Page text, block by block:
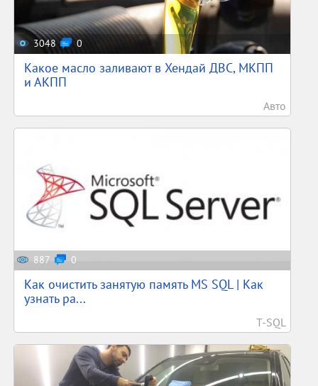
3048 0
Какое масло заливают в Хендай ДВС, МКПП
и АКПП
Авто
887 0
Как очистить занятую память MS SQL | Как
узнать ра...
T-SQL